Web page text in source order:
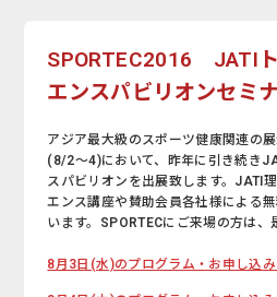
SPORTEC2016 JATI
エンスパビリオンセミ
アジア最大級のスポーツ健康関連の
(8/2～4)において、昨年に引き続き
スパビリオンを出展致します。JATI
エンス講座や賛助会員各社様による
います。SPORTECにご来場の方は、
8月3日(水)のプログラム・お申し込